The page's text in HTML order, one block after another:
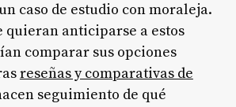
caso de estudio con moraleja.
quieran anticiparse a estos
comparar sus opciones
reseñas y comparativas de
seguimiento de qué